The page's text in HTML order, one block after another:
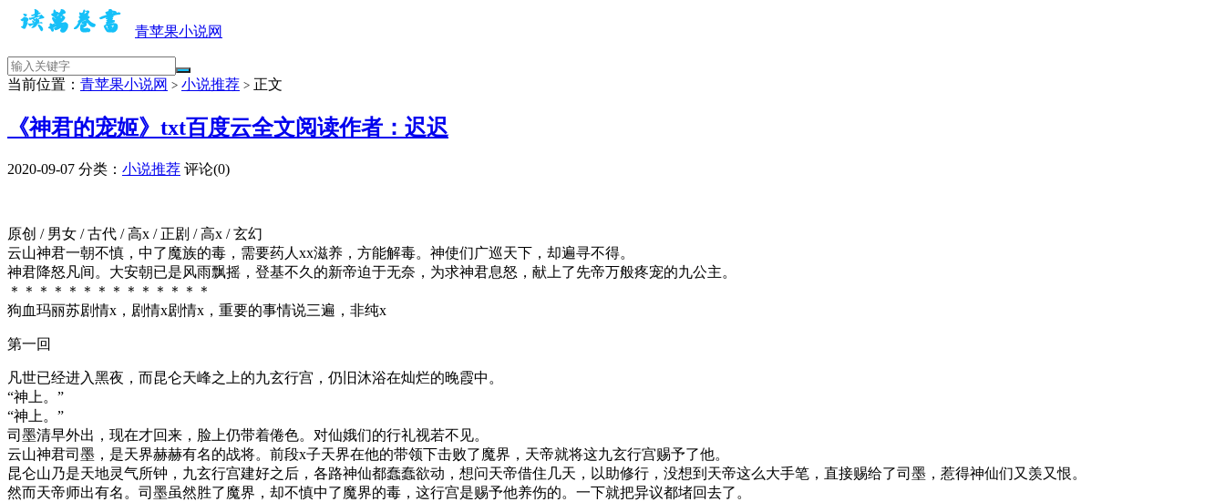
青苹果小说网
当前位置： 青苹果小说网 > 小说推荐 > 正文
《神君的宠姬》txt百度云全文阅读作者：迟迟
2020-09-07 分类： 小说推荐 评论(0)
原创 / 男女 / 古代 / 高x / 正剧 / 高x / 玄幻
云山神君一朝不慎，中了魔族的毒，需要药人xx滋养，方能解毒。神使们广巡天下，却遍寻不得。
神君降怒凡间。大安朝已是风雨飘摇，登基不久的新帝迫于无奈，为求神君息怒，献上了先帝万般疼宠的九公主。
＊＊＊＊＊＊＊＊＊＊＊＊＊＊
狗血玛丽苏剧情x，剧情x剧情x，重要的事情说三遍，非纯x
第一回
凡世已经进入黑夜，而昆仑天峰之上的九玄行宫，仍旧沐浴在灿烂的晚霞中。
“神上。”
“神上。”
司墨清早外出，现在才回来，脸上仍带着倦色。对仙娥们的行礼视若不见。
云山神君司墨，是天界赫赫有名的战将。前段x子天界在他的带领下击败了魔界，天帝就将这九玄行宫赐予了他。
昆仑山乃是天地灵气所钟，九玄行宫建好之后，各路神仙都蠢蠢欲动，想问天帝借住几天，以助修行，没想到天帝这么大手笔，直接赐给了司墨，惹得神仙们又羡又恨。
然而天帝师出有名。司墨虽然胜了魔界，却不慎中了魔界的毒，这行宫是赐予他养伤的。一下就把异议都堵回去了。